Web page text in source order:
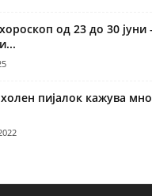
од 23 до 30 јуни
пијалок кажува